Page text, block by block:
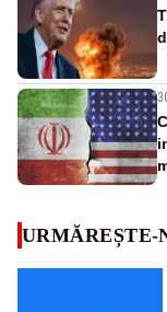
URMĂREȘTE-